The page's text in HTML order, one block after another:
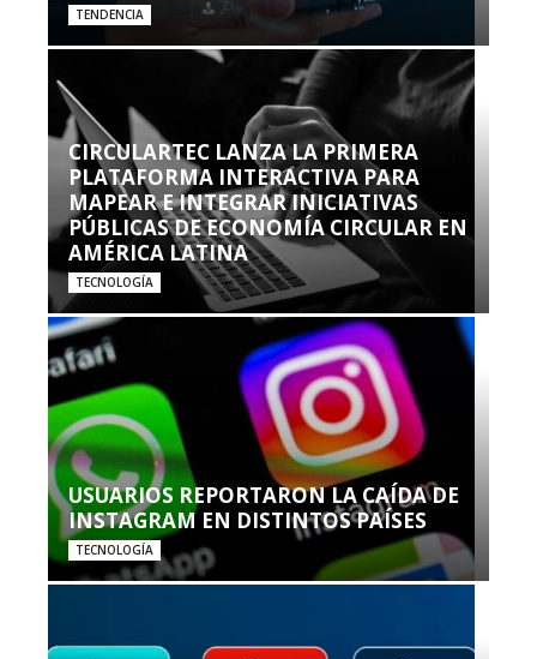
TENDENCIA
CIRCULARTEC LANZA LA PRIMERA
PLATAFORMA INTERACTIVA PARA
MAPEAR E INTEGRAR INICIATIVAS
PÚBLICAS DE ECONOMÍA CIRCULAR EN
AMÉRICA LATINA
TECNOLOGÍA
USUARIOS REPORTARON LA CAÍDA DE
INSTAGRAM EN DISTINTOS PAÍSES
TECNOLOGÍA